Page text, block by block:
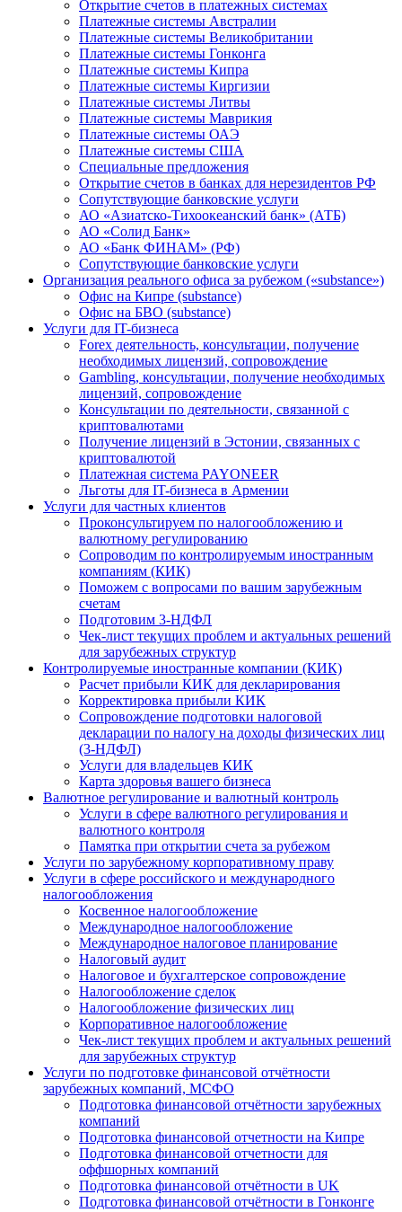
Открытие счетов в платежных системах
Платежные системы Австралии
Платежные системы Великобритании
Платежные системы Гонконга
Платежные системы Кипра
Платежные системы Киргизии
Платежные системы Литвы
Платежные системы Маврикия
Платежные системы ОАЭ
Платежные системы США
Специальные предложения
Открытие счетов в банках для нерезидентов РФ
Сопутствующие банковские услуги
АО «Азиатско-Тихоокеанский банк» (АТБ)
АО «Солид Банк»
АО «Банк ФИНАМ» (РФ)
Сопутствующие банковские услуги
Организация реального офиса за рубежом («substance»)
Офис на Кипре (substance)
Офис на БВО (substance)
Услуги для IT-бизнеса
Forex деятельность, консультации, получение
необходимых лицензий, сопровождение
Gambling, консультации, получение необходимых
лицензий, сопровождение
Консультации по деятельности, связанной с
криптовалютами
Получение лицензий в Эстонии, связанных с
криптовалютой
Платежная система PAYONEER
Льготы для IT-бизнеса в Армении
Услуги для частных клиентов
Проконсультируем по налогообложению и
валютному регулированию
Сопроводим по контролируемым иностранным
компаниям (КИК)
Поможем с вопросами по вашим зарубежным
счетам
Подготовим 3-НДФЛ
Чек-лист текущих проблем и актуальных решений
для зарубежных структур
Контролируемые иностранные компании (КИК)
Расчет прибыли КИК для декларирования
Корректировка прибыли КИК
Сопровождение подготовки налоговой
декларации по налогу на доходы физических лиц
(3-НДФЛ)
Услуги для владельцев КИК
Карта здоровья вашего бизнеса
Валютное регулирование и валютный контроль
Услуги в сфере валютного регулирования и
валютного контроля
Памятка при открытии счета за рубежом
Услуги по зарубежному корпоративному праву
Услуги в сфере российского и международного
налогообложения
Косвенное налогообложение
Международное налогообложение
Международное налоговое планирование
Налоговый аудит
Налоговое и бухгалтерское сопровождение
Налогообложение сделок
Налогообложение физических лиц
Корпоративное налогообложение
Чек-лист текущих проблем и актуальных решений
для зарубежных структур
Услуги по подготовке финансовой отчётности
зарубежных компаний, МСФО
Подготовка финансовой отчётности зарубежных
компаний
Подготовка финансовой отчетности на Кипре
Подготовка финансовой отчетности для
оффшорных компаний
Подготовка финансовой отчётности в UK
Подготовка финансовой отчётности в Гонконге